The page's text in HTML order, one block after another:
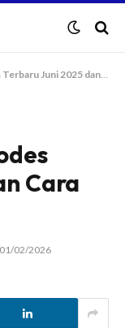
2025 dan Cara Klaimnya
Cara
01/02/2026